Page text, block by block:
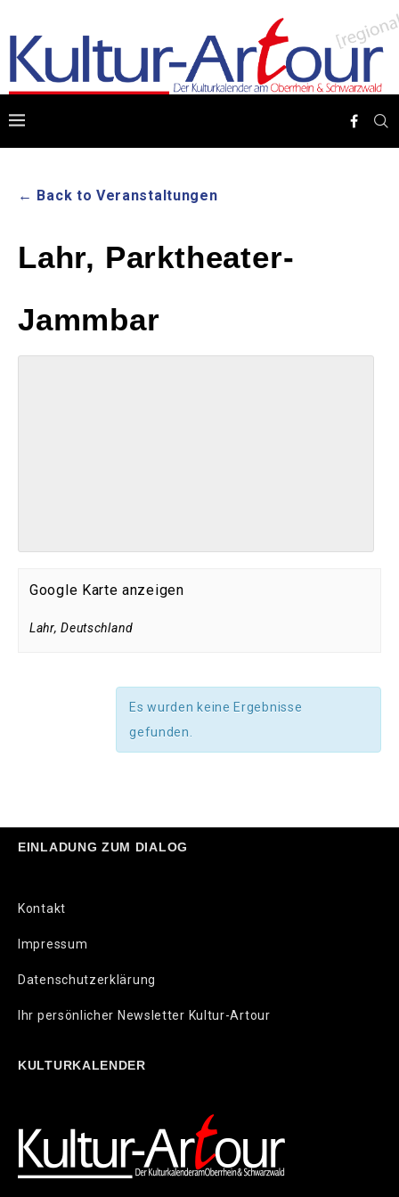
← Back to Veranstaltungen
Lahr, Parktheater-
Jammbar
Google Karte anzeigen
Lahr, Deutschland
Es wurden keine Ergebnisse
gefunden.
EINLADUNG ZUM DIALOG
Kontakt
Impressum
Datenschutzerklärung
Ihr persönlicher Newsletter Kultur-Artour
KULTURKALENDER